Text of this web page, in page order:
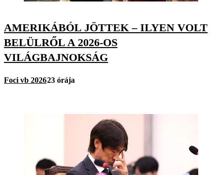
AMERIKÁBÓL JÖTTEK – ILYEN VOLT
BELÜLRŐL A 2026-OS
VILÁGBAJNOKSÁG
Foci vb 202623 órája